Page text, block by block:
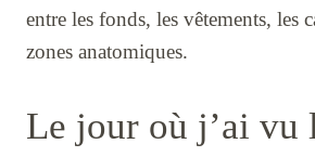
entre les fonds, les vêtements, les
zones anatomiques.
Le jour où j’ai vu